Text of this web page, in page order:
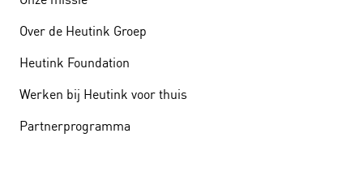
Over de Heutink Groep
Heutink Foundation
Werken bij Heutink voor thuis
Partnerprogramma